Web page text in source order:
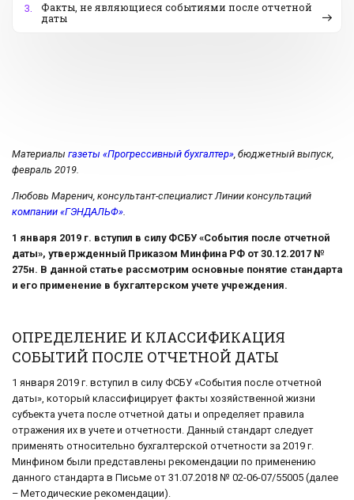
3.
Факты, не являющиеся событиями после отчетной
даты
Материалы газеты «Прогрессивный бухгалтер», бюджетный выпуск,
февраль 2019.
Любовь Маренич, консультант-специалистЛинии консультаций
компании «ГЭНДАЛЬФ».
1 января 2019 г. вступил в силу ФСБУ «События после отчетной
даты», утвержденный Приказом Минфина РФ от 30.12.2017 №
275н. В данной статье рассмотрим основные понятие стандарта
и его применение в бухгалтерском учете учреждения.
ОПРЕДЕЛЕНИЕ И КЛАССИФИКАЦИЯ
СОБЫТИЙ ПОСЛЕ ОТЧЕТНОЙ ДАТЫ
1 января 2019 г. вступил в силу ФСБУ «События после отчетной
даты», который классифицирует факты хозяйственной жизни
субъекта учета после отчетной даты и определяет правила
отражения их в учете и отчетности. Данный стандарт следует
применять относительно бухгалтерской отчетности за 2019 г.
Минфином были представлены рекомендации по применению
данного стандарта в Письме от 31.07.2018 № 02-06-07/55005 (далее
– Методические рекомендации).